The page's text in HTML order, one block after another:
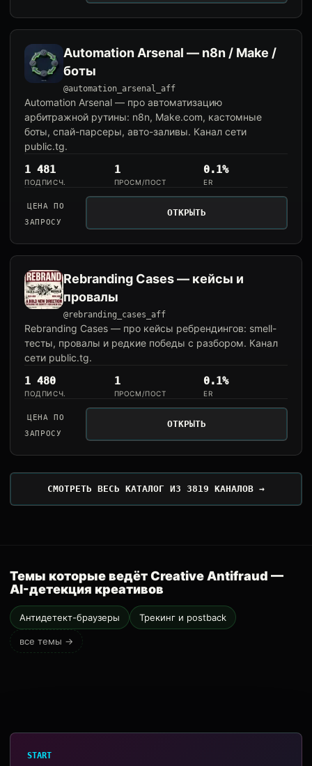
Automation Arsenal — n8n / Make /
боты
@automation_arsenal_aff
Automation Arsenal — про автоматизацию
арбитражной рутины: n8n, Make.com, кастомные
боты, спай-парсеры, авто-заливы. Канал сети
public.tg.
1 481
ПОДПИСЧ.
1
ПРОСМ/ПОСТ
0.1%
ER
ЦЕНА ПО
ЗАПРОСУ
ОТКРЫТЬ
Rebranding Cases — кейсы и
провалы
@rebranding_cases_aff
Rebranding Cases — про кейсы ребрендингов: smell-
тесты, провалы и редкие победы с разбором. Канал
сети public.tg.
1 480
ПОДПИСЧ.
1
ПРОСМ/ПОСТ
0.1%
ER
ЦЕНА ПО
ЗАПРОСУ
ОТКРЫТЬ
СМОТРЕТЬ ВЕСЬ КАТАЛОГ ИЗ 3819 КАНАЛОВ →
Темы которые ведёт Creative Antifraud —
AI-детекция креативов
Антидетект-браузеры Трекинг и postback
все темы →
START